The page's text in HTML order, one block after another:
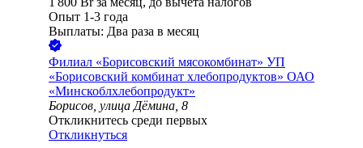
Опыт 1-3 года
Выплаты: Два раза в месяц
Филиал «Борисовский мясокомбинат» УП
«Борисовский комбинат хлебопродуктов» ОАО
«Минскоблхлебопродукт»
Борисов, улица Дёмина, 8
Откликнитесь среди первых
Откликнуться